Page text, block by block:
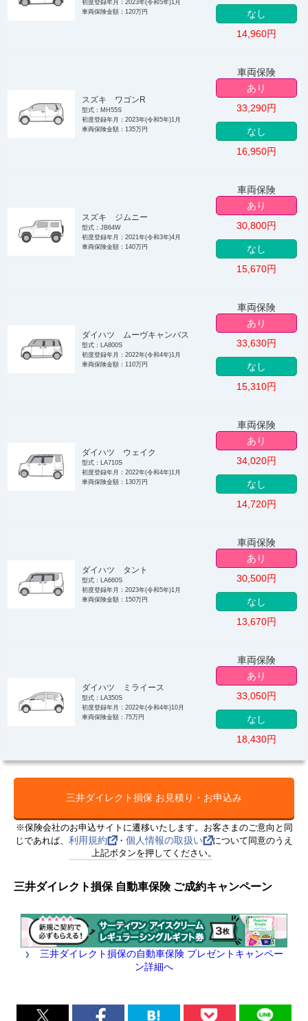
初度登録年月：2023年(令和5年)1月
車両保険金額：120万円
なし
14,960円
スズキ ワゴンR
型式：MH55S
初度登録年月：2023年(令和5年)1月
車両保険金額：135万円
車両保険
あり
33,290円
なし
16,950円
スズキ ジムニー
型式：JB64W
初度登録年月：2021年(令和3年)4月
車両保険金額：140万円
車両保険
あり
30,800円
なし
15,670円
ダイハツ ムーヴキャンバス
型式：LA800S
初度登録年月：2022年(令和4年)1月
車両保険金額：110万円
車両保険
あり
33,630円
なし
15,310円
ダイハツ ウェイク
型式：LA710S
初度登録年月：2022年(令和4年)1月
車両保険金額：130万円
車両保険
あり
34,020円
なし
14,720円
ダイハツ タント
型式：LA660S
初度登録年月：2023年(令和5年)1月
車両保険金額：150万円
車両保険
あり
30,500円
なし
13,670円
ダイハツ ミライース
型式：LA350S
初度登録年月：2022年(令和4年)10月
車両保険金額：75万円
車両保険
あり
33,050円
なし
18,430円
三井ダイレクト損保 お見積り・お申込み
※保険会社のお申込サイトに遷移いたします。お客さまのご意向と同
じであれば、 利用規約 ・ 個人情報の取扱い
について同意のうえ
上記ボタンを押してください。
三井ダイレクト損保 自動車保険 ご成約キャンペーン
三井ダイレクト損保の自動車保険 プレゼントキャンペー
ン詳細へ